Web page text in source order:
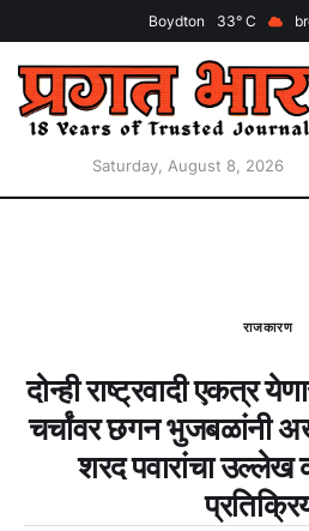
Boydton 33
Saturday, August 8, 2026
राजकारण
दोन्ही राष्ट्रवादी एकत्र
चर्चांवर छगन भुजबळांनी
शरद पवारांचा उल्लेख